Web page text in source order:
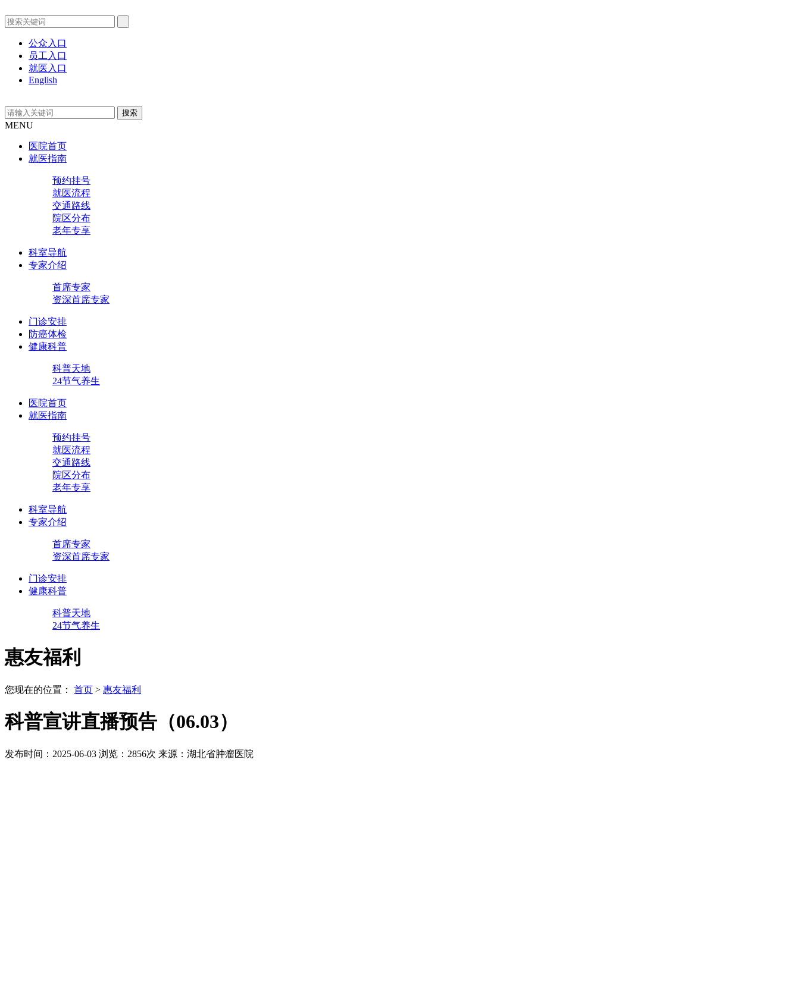
公众入口
员工入口
就医入口
English
MENU
医院首页
就医指南
预约挂号
就医流程
交通路线
院区分布
老年专享
科室导航
专家介绍
首席专家
资深首席专家
门诊安排
防癌体检
健康科普
科普天地
24节气养生
医院首页
就医指南
预约挂号
就医流程
交通路线
院区分布
老年专享
科室导航
专家介绍
首席专家
资深首席专家
门诊安排
健康科普
科普天地
24节气养生
惠友福利
您现在的位置： 首页 > 惠友福利
科普宣讲直播预告（06.03）
发布时间：2025-06-03 浏览：2856次 来源：湖北省肿瘤医院